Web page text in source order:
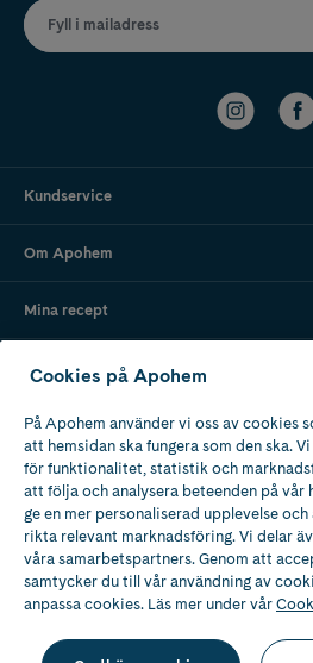
Fyll i mailadress
Kundservice
Om Apohem
Mina recept
Apotek med tillstånd
av Läkemedelsverket
Cookies på Apohem
På Apohem använder vi oss av cookies
att hemsidan ska fungera som den ska.
för funktionalitet, statistik och
att följa och analysera beteenden på vår
ge en mer personaliserad upplevelse och
rikta relevant marknadsföring. Vi delar
våra samarbetspartners. Genom att
samtycker du till vår användning av
anpassa cookies. Läs mer under vår